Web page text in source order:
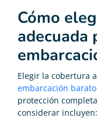
Cómo
adecuada
Elegir la cobertura
embarcación barato
protección
considerar incluyen: